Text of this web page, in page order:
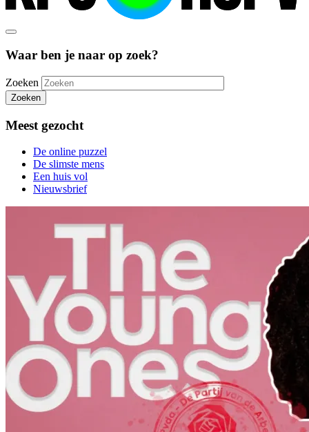
Waar ben je naar op zoek?
Zoeken
Zoeken
Meest gezocht
De online puzzel
De slimste mens
Een huis vol
Nieuwsbrief